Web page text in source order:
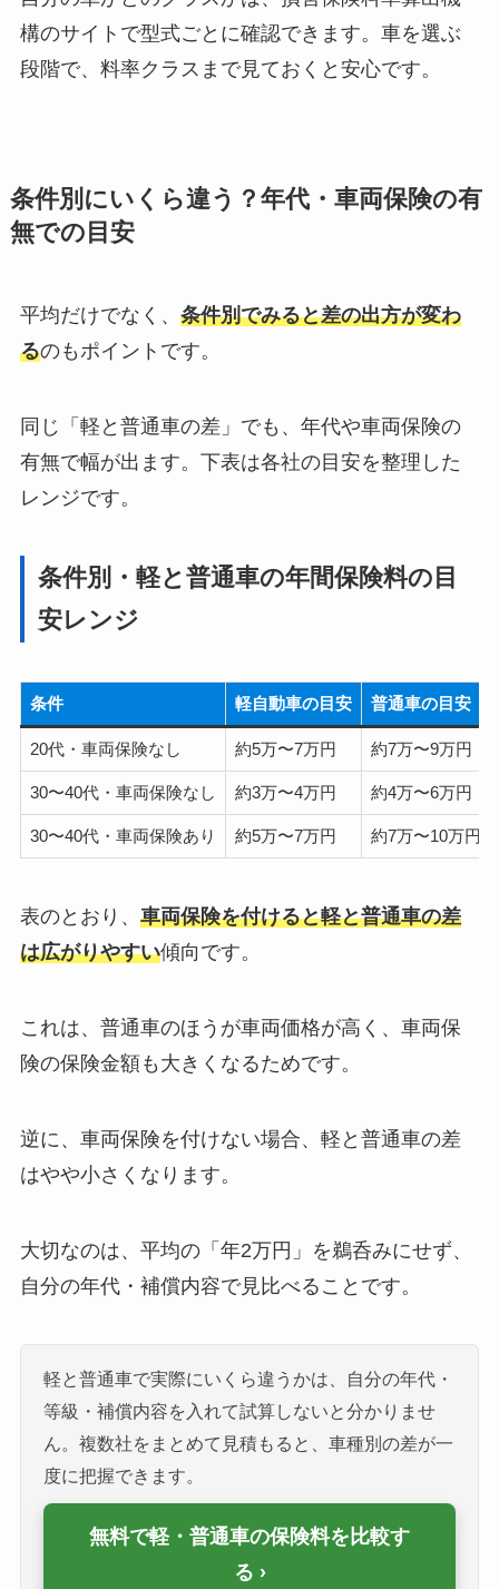
構のサイトで型式ごとに確認できます。車を選ぶ
段階で、料率クラスまで見ておくと安心です。
条件別にいくら違う？年代・車両保険の有
無での目安
平均だけでなく、 条件別でみると差の出方が変わ
るのもポイントです。
同じ「軽と普通車の差」でも、年代や車両保険の
有無で幅が出ます。下表は各社の目安を整理した
レンジです。
条件別・軽と普通車の年間保険料の目
安レンジ
条件 軽自動車の目安 普通車の目安
20代・車両保険なし 約5万〜7万円 約7万〜9万円
30〜40代・車両保険なし 約3万〜4万円 約4万〜6万円
30〜40代・車両保険あり 約5万〜7万円 約7万〜10万円
表のとおり、 車両保険を付けると軽と普通車の差
は広がりやすい傾向です。
これは、普通車のほうが車両価格が高く、車両保
険の保険金額も大きくなるためです。
逆に、車両保険を付けない場合、軽と普通車の差
はやや小さくなります。
大切なのは、平均の「年2万円」を鵜呑みにせず、
自分の年代・補償内容で見比べることです。
軽と普通車で実際にいくら違うかは、自分の年代・
等級・補償内容を入れて試算しないと分かりませ
ん。複数社をまとめて見積もると、車種別の差が一
度に把握できます。
無料で軽・普通車の保険料を比較す
る